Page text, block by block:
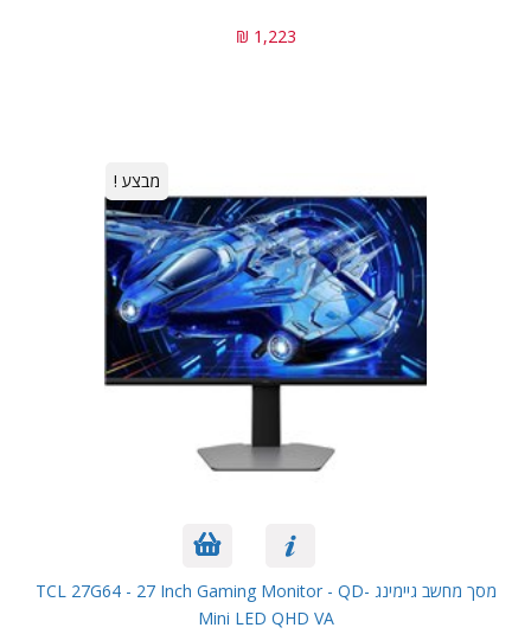
1,223 ₪
מבצע !
מסך מחשב גיימינג TCL 27G64 - 27 Inch Gaming Monitor - QD-
Mini LED QHD VA